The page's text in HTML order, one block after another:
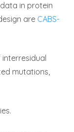
in protein
are CABS-
mutations,